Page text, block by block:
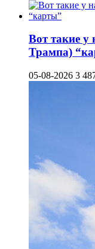
Вот такие у
Трампа)
05-08-2026 3